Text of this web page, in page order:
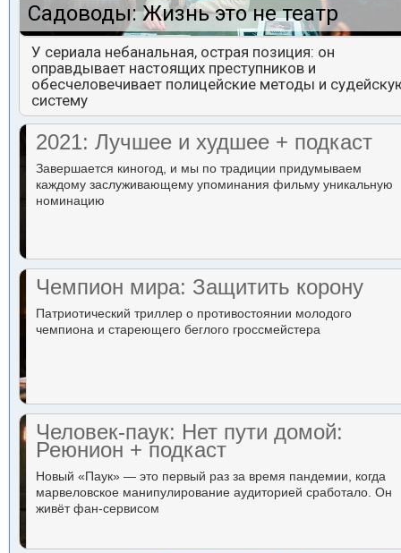
Садоводы: Жизнь это не театр
У сериала небанальная, острая позиция: он
оправдывает настоящих преступников и
обесчеловечивает полицейские методы и
систему
2021: Лучшее и худшее + подкаст
Завершается киногод, и мы по традиции придумываем
каждому заслуживающему упоминания фильму уникальную
номинацию
Чемпион мира: Защитить корону
Патриотический триллер о противостоянии молодого
чемпиона и стареющего беглого гроссмейстера
Человек-паук: Нет пути домой:
Реюнион + подкаст
Новый «Паук» — это первый раз за время пандемии, когда
марвеловское манипулирование аудиторией сработало. Он
живёт фан-сервисом